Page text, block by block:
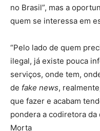
no Brasil”, mas a
quem se interessa em
“Pelo lado de quem
ilegal, já existe pouca
serviços, onde tem,
de fake news,
que fazer e acabam
pondera a codiretora da
Morta